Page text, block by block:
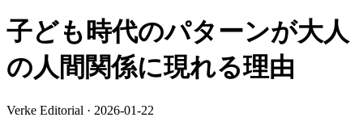
子ども時代のパターンが大人
の人間関係に現れる理由
Verke Editorial · 2026-01-22